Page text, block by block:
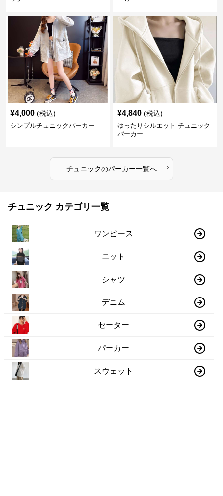
¥4,000 (税込)
シンプルチュニックパーカー
¥4,840 (税込)
ゆったりシルエット チュニック
パーカー
チュニックのパーカー一覧へ ›
チュニック カテゴリ一覧
ワンピース
ニット
シャツ
デニム
セーター
パーカー
スウェット